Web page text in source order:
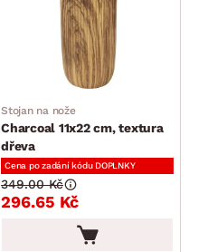
Stojan na nože
Charcoal 11x22 cm, textura
dřeva
Cena po zadání kódu DOPLNKY
296.65 Kč
349.00 Kč